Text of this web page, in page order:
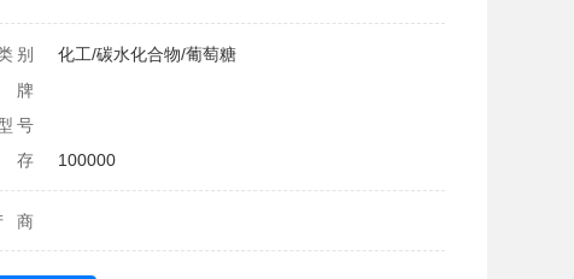
别
化工/碳水化合物/葡萄糖
号
100000
商